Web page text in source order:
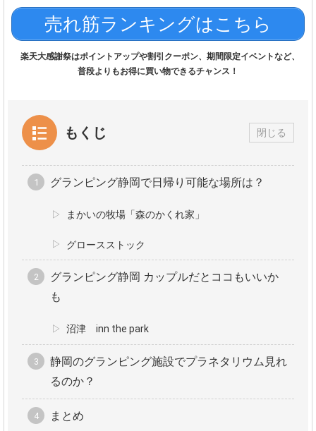
売れ筋ランキングはこちら
楽天大感謝祭はポイントアップや割引クーポン、期間限定イベントなど、
普段よりもお得に買い物できるチャンス！
もくじ 閉じる
グランピング静岡で日帰り可能な場所は？
まかいの牧場「森のかくれ家」
グロースストック
グランピング静岡 カップルだとココもいいか
も
沼津 inn the park
静岡のグランピング施設でプラネタリウム見れ
るのか？
まとめ